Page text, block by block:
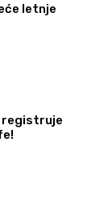
letnje
registruje